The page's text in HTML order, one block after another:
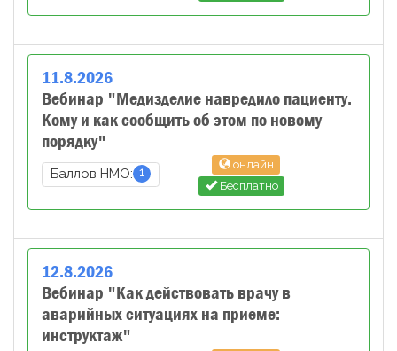
11.8.2026
Вебинар "Медизделие навредило пациенту.
Кому и как сообщить об этом по новому
порядку"
Баллов НМО: 1
онлайн
Бесплатно
12.8.2026
Вебинар "Как действовать врачу в
аварийных ситуациях на приеме:
инструктаж"